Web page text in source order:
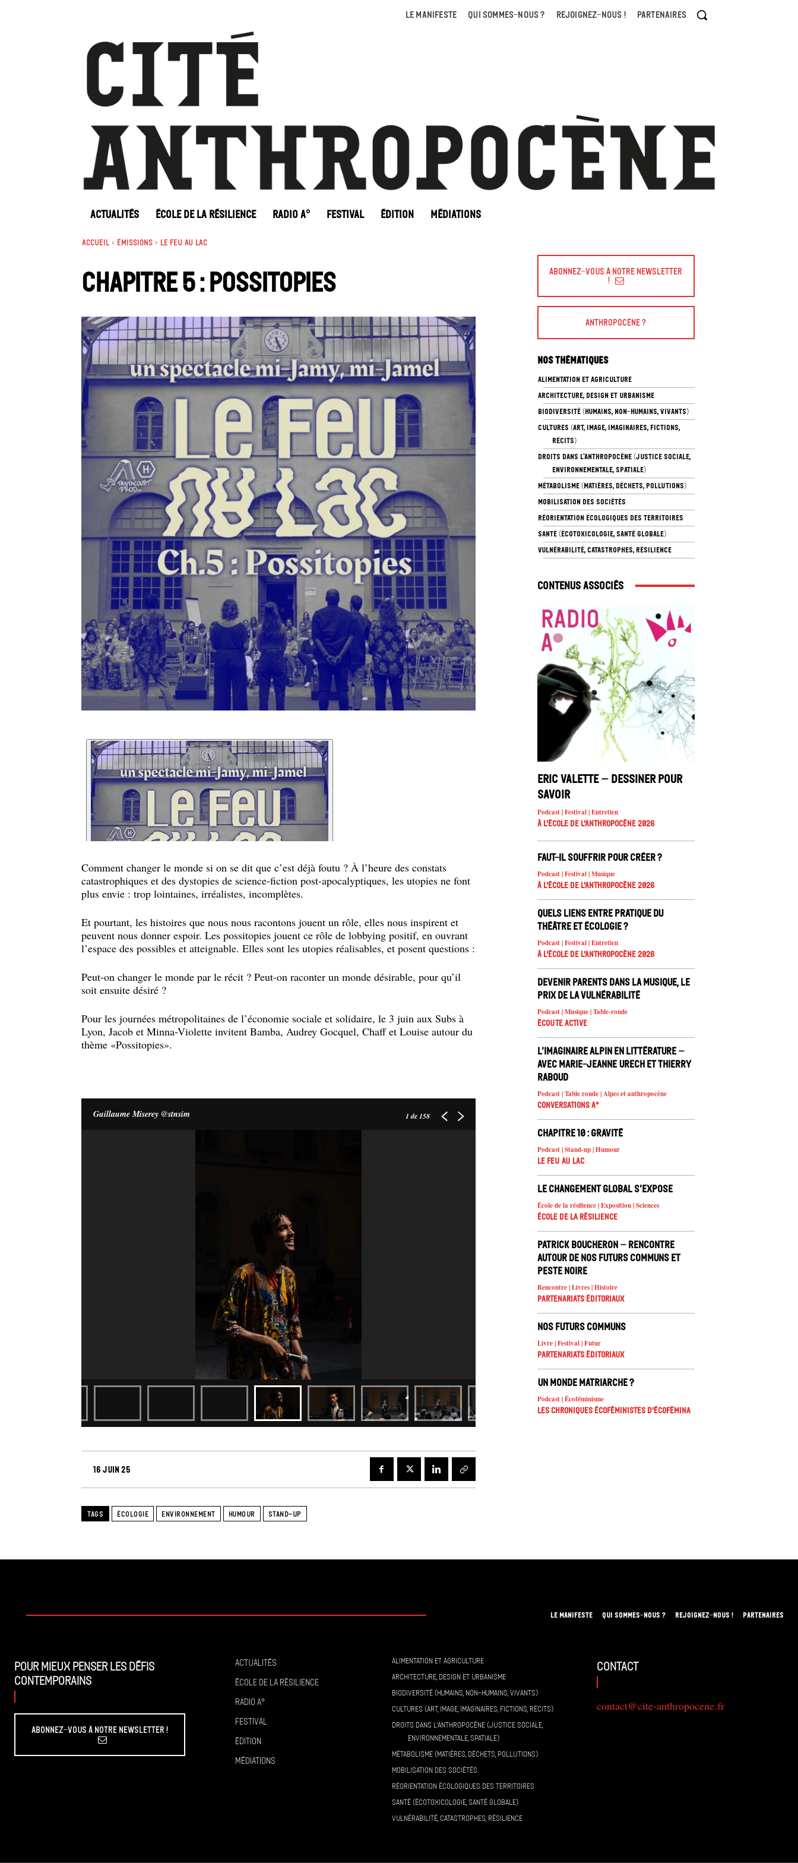
LE MANIFESTE QUI SOMMES-NOUS ? REJOIGNEZ-NOUS ! PARTENAIRES
ACTUALITÉS ÉCOLE DE LA RÉSILIENCE RADIO A° FESTIVAL ÉDITION MÉDIATIONS
Accueil Émissions Le feu au lac
Chapitre 5 : Possitopies
Comment changer le monde si on se dit que c’est déjà foutu ? À l’heure des constats
catastrophiques et des dystopies de science-fiction post-apocalyptiques, les utopies ne font
plus envie : trop lointaines, irréalistes, incomplètes.
Et pourtant, les histoires que nous nous racontons jouent un rôle, elles nous inspirent et
peuvent nous donner espoir. Les possitopies jouent ce rôle de lobbying positif, en ouvrant
l’espace des possibles et atteignable. Elles sont les utopies réalisables, et posent questions :
Peut-on changer le monde par le récit ? Peut-on raconter un monde désirable, pour qu’il
soit ensuite désiré ?
Pour les journées métropolitaines de l’économie sociale et solidaire, le 3 juin aux Subs à
Lyon, Jacob et Minna-Violette invitent Bamba, Audrey Gocquel, Chaff et Louise autour du
thème «Possitopies».
Guillaume Miserey @stnsim 1de 158
16 juin 25
TAGS ÉCOLOGIE ENVIRONNEMENT HUMOUR STAND-UP
Abonnez-vous à Notre Newsletter
!
Anthropocène ?
Nos thématiques
ALIMENTATION ET AGRICULTURE
ARCHITECTURE, DESIGN ET URBANISME
BIODIVERSITÉ (HUMAINS, NON-HUMAINS, VIVANTS)
CULTURES (ART, IMAGE, IMAGINAIRES, FICTIONS,
RÉCITS)
DROITS DANS L’ANTHROPOCÈNE (JUSTICE SOCIALE,
ENVIRONNEMENTALE, SPATIALE)
MÉTABOLISME (MATIÈRES, DÉCHETS, POLLUTIONS)
MOBILISATION DES SOCIÉTÉS
RÉORIENTATION ÉCOLOGIQUES DES TERRITOIRES
SANTÉ (ÉCOTOXICOLOGIE, SANTÉ GLOBALE)
VULNÉRABILITÉ, CATASTROPHES, RÉSILIENCE
Contenus associés
Eric Valette – Dessiner pour
savoir
Podcast | Festival | Entretien
À l'école de l'Anthropocène 2026
Faut-il souffrir pour créer ?
Podcast | Festival | Musique
À l'école de l'Anthropocène 2026
Quels liens entre pratique du
théâtre et écologie ?
Podcast | Festival | Entretien
À l'école de l'Anthropocène 2026
Devenir parents dans la musique, le
prix de la vulnérabilité
Podcast | Musique | Table-ronde
Écoute active
L’imaginaire alpin en littérature –
avec Marie-Jeanne Urech et Thierry
Raboud
Podcast | Table ronde | Alpes et anthropocène
Conversations A°
Chapitre 10 : Gravité
Podcast | Stand-up | Humour
Le feu au lac
Le changement global s’expose
École de la résilience | Exposition | Sciences
École de la résilience
Patrick Boucheron – rencontre
autour de Nos futurs communs et
Peste noire
Rencontre | Livres | Histoire
Partenariats éditoriaux
Nos futurs communs
Livre | Festival | Futur
Partenariats éditoriaux
Un monde matriarche ?
Podcast | Écoféminisme
Les chroniques écoféministes d'ÉcoFémina
LE MANIFESTE QUI SOMMES-NOUS ? REJOIGNEZ-NOUS ! PARTENAIRES
Pour mieux penser les défis
contemporains
Abonnez-vous à Notre Newsletter !
Actualités
École de la résilience
Radio A°
Festival
Édition
Médiations
ALIMENTATION ET AGRICULTURE
ARCHITECTURE, DESIGN ET URBANISME
BIODIVERSITÉ (HUMAINS, NON-HUMAINS, VIVANTS)
CULTURES (ART, IMAGE, IMAGINAIRES, FICTIONS, RÉCITS)
DROITS DANS L’ANTHROPOCÈNE (JUSTICE SOCIALE,
ENVIRONNEMENTALE, SPATIALE)
MÉTABOLISME (MATIÈRES, DÉCHETS, POLLUTIONS)
MOBILISATION DES SOCIÉTÉS
RÉORIENTATION ÉCOLOGIQUES DES TERRITOIRES
SANTÉ (ÉCOTOXICOLOGIE, SANTÉ GLOBALE)
VULNÉRABILITÉ, CATASTROPHES, RÉSILIENCE
contact
contact@cite-anthropocene.fr